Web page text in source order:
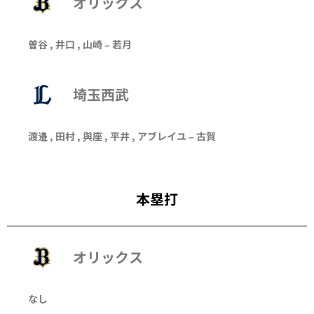
曽谷 , 井口 , 山崎–若月
埼玉西武
渡邉 , 田村 , 與座 , 平井 , アブレイユ –古賀
本塁打
オリックス
なし